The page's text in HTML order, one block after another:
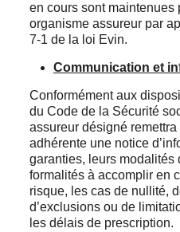
en cours sont maintenues
organisme assureur par
7-1 de la loi Evin.
Communication et
Conformément aux
du Code de la Sécurité
assureur désigné
adhérente une notice
garanties, leurs modalités
formalités à accomplir en
risque, les cas de nullité,
d’exclusions ou de
les délais de prescription.